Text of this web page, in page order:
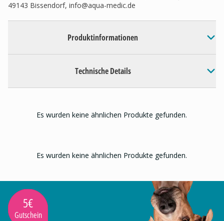
49143 Bissendorf, info@aqua-medic.de
Produktinformationen
Technische Details
Es wurden keine ähnlichen Produkte gefunden.
Es wurden keine ähnlichen Produkte gefunden.
5€
Gutschein